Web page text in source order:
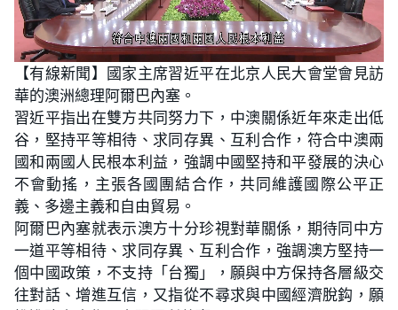
U
n
m
t
e
L
o
a
d
e
d
:
5
0
8
5
%
【有線新聞】國家主席習近平在北京人民大會堂會見訪
華的澳洲總理阿爾巴內塞。
習近平指出在雙方共同努力下，中澳關係近年來走出低
谷，堅持平等相待、求同存異、互利合作，符合中澳兩
國和兩國人民根本利益，強調中國堅持和平發展的決心
不會動搖，主張各國團結合作，共同維護國際公平正
義、多邊主義和自由貿易。
阿爾巴內塞就表示澳方十分珍視對華關係，期待同中方
一道平等相待、求同存異、互利合作，強調澳方堅持一
個中國政策，不支持「台獨」，願與中方保持各層級交
往對話、增進互信，又指從不尋求與中國經濟脫鈎，願